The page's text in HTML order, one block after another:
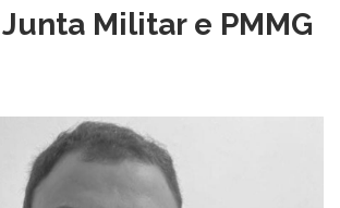
Militar e PMMG